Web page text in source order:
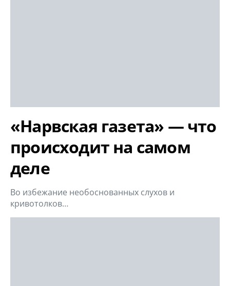
«Нарвская газета» — что
происходит на самом
деле
Во избежание необоснованных слухов и
кривотолков…